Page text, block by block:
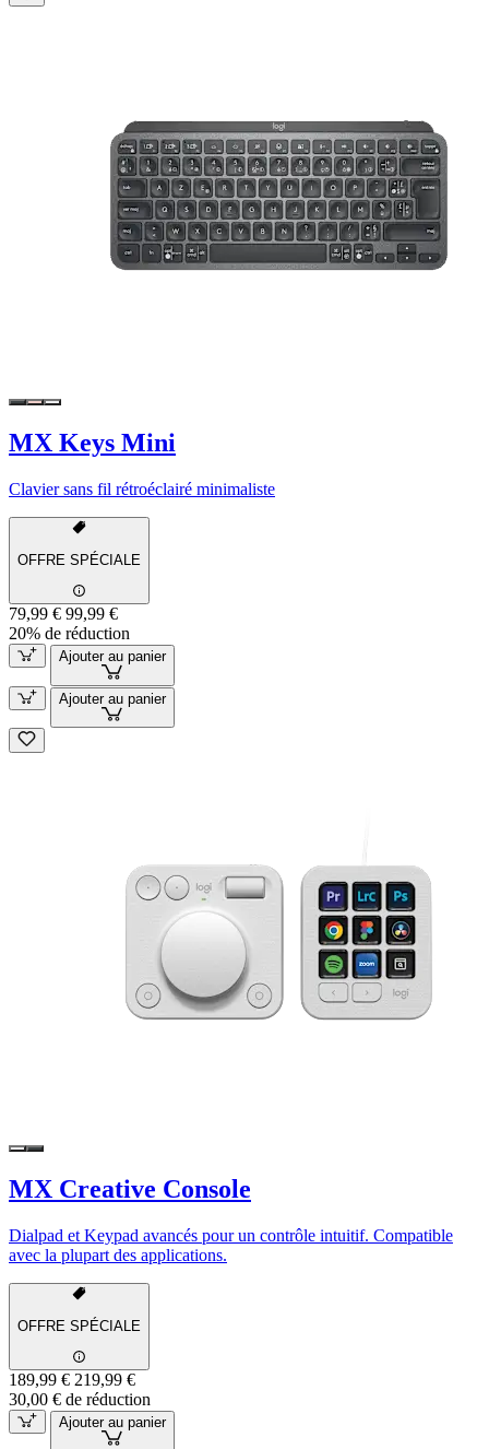
MX Keys Mini
Clavier sans fil rétroéclairé minimaliste
OFFRE SPÉCIALE
79,99 € 99,99 €
20% de réduction
Ajouter au panier
Ajouter au panier
MX Creative Console
Dialpad et Keypad avancés pour un contrôle intuitif. Compatible
avec la plupart des applications.
OFFRE SPÉCIALE
189,99 € 219,99 €
30,00 € de réduction
Ajouter au panier